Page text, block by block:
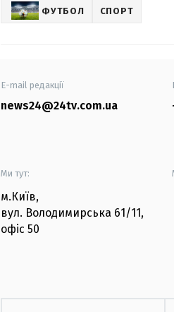
ФУТБОЛ СПОРТ
E-mail редакції
news24@24tv.com.ua
Ми тут:
м.Київ,
вул. Володимирська 61/11,
офіс 50